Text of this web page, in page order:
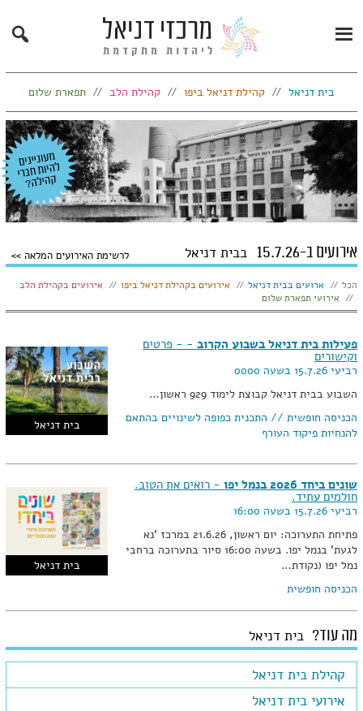
Primary
Menu
Search
בית דניאל קהילת דניאל ביפו קהילת הלב תפארת שלום
אירועים ב-15.7.26 בבית דניאל לרשימת האירועים המלאה
הצג:
הכל ארועים בבית דניאל אירועים בקהילת דניאל ביפו
אירועים בקהילת הלב
אירועי תפארת שלום
בית דניאל
פעילות בית דניאל בשבוע הקרוב - - פרטים
וקישורים
רביעי 15.7.26 בשעה 0000
השבוע בבית דניאל קבוצת לימוד 929 ראשון…
הכניסה חופשית // התכנית כפופה לשינויים בהתאם
להנחיות פיקוד העורף
בית דניאל
שונים ביחד 2026 בנמל יפו - רואים את הטוב.
חולמים עתיד.
רביעי 15.7.26 בשעה 16:00
פתיחת התערוכה: יום ראשון, 21.6.26 במרכז 'נא
לגעת' בנמל יפו. בשעה 16:00 סיור בתערוכה ברחבי
נמל יפו (נקודת…
הכניסה חופשית
מה עוד? בית דניאל
קהילת בית דניאל
אירועי בית דניאל